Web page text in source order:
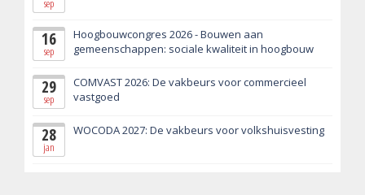
sep
16
sep
Hoogbouwcongres 2026 - Bouwen aan
gemeenschappen: sociale kwaliteit in hoogbouw
29
sep
COMVAST 2026: De vakbeurs voor commercieel
vastgoed
28
jan
WOCODA 2027: De vakbeurs voor volkshuisvesting